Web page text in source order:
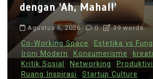
dengan ‘Ah, Mahal!’
Agustus 6, 2026 0 39 words
Co-Working Space
Estetika vs
Ironi Modern
Konsumerisme
Kritik Sosial
Networking
Ruang Inspirasi
Startup Culture